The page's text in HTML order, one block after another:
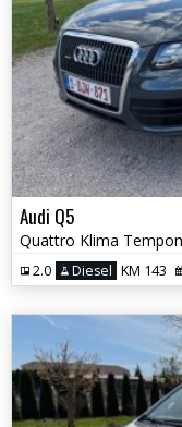
Audi Q5
2.0 Diesel KM 143